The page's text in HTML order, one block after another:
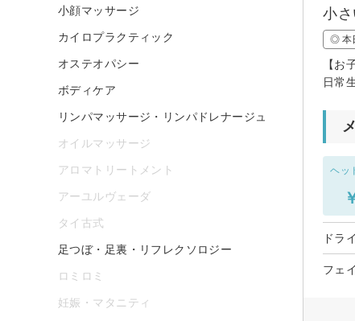
小
◎ 本
【お
日常
ヘッ
ドラ
フェ
小顔マッサージ
カイロプラクティック
オステオパシー
ボディケア
リンパマッサージ・リンパドレナージュ
オイルマッサージ
アロマトリートメント
アーユルヴェーダ
タイ古式
足つぼ・足裏・リフレクソロジー
ロミロミ
妊娠・マタニティ